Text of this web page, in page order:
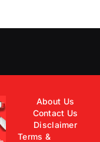
About Us
Contact Us
Disclaimer
Terms &